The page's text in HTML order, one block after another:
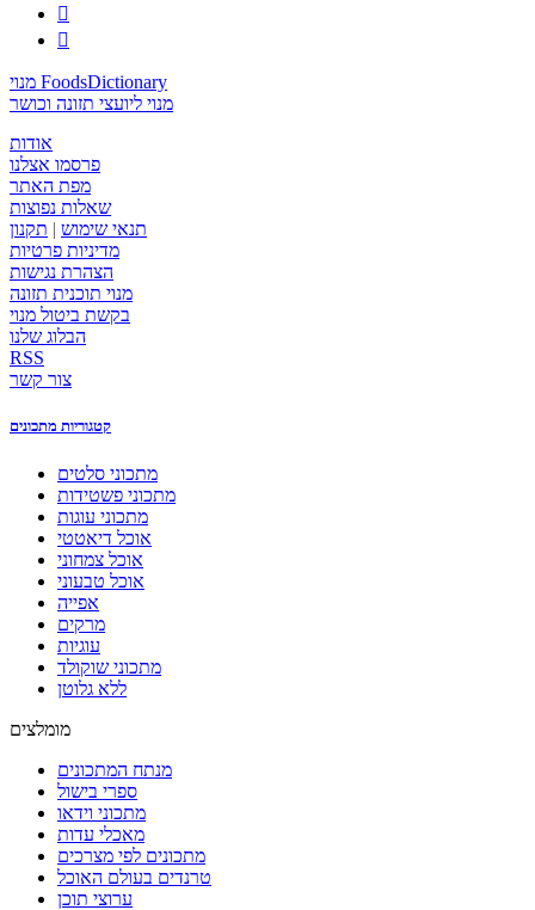


מנוי FoodsDictionary
מנוי ליועצי תזונה וכושר
אודות
פרסמו אצלנו
מפת האתר
שאלות נפוצות
תנאי שימוש | תקנון
מדיניות פרטיות
הצהרת נגישות
מנוי תוכנית תזונה
בקשת ביטול מנוי
הבלוג שלנו
RSS
צור קשר
קטגוריות מתכונים
מתכוני סלטים
מתכוני פשטידות
מתכוני עוגות
אוכל דיאטטי
אוכל צמחוני
אוכל טבעוני
אפייה
מרקים
עוגיות
מתכוני שוקולד
ללא גלוטן
מומלצים
מנתח המתכונים
ספרי בישול
מתכוני וידאו
מאכלי עדות
מתכונים לפי מצרכים
טרנדים בעולם האוכל
ערוצי תוכן